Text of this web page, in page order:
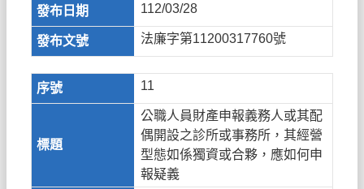
112/03/28
法廉字第11200317760號
11
公職人員財產申報義務人或其配
偶開設之診所或事務所，其經營
型態如係獨資或合夥，應如何申
報疑義